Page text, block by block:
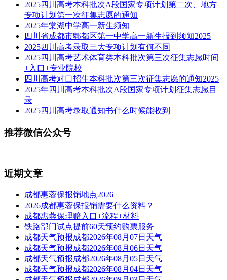
2025四川高考本科批次A段国家专项计划第二次、地方
专项计划第一次征集志愿的通知
2025年棠湖中学高一新生须知
四川省成都市郫都区第一中学高一新生报到须知2025
2025四川高考录取三大专项计划有何不同
2025四川高考艺术体育类本科批次第三次征集志愿时间
+入口+专业院校
四川高考对口招生本科批次第三次征集志愿的通知2025
2025年四川高考本科批次A段国家专项计划征集志愿目
录
2025四川高考录取通知书什么时候能收到
推荐微信公众号
近期文章
成都惠蓉保报销地点2026
2026成都惠蓉保报销需要什么资料？
成都惠蓉保理赔入口+流程+材料
铁路部门试点提前60天预约购票服务
成都天气预报成都2026年08月07日天气
成都天气预报成都2026年08月06日天气
成都天气预报成都2026年08月05日天气
成都天气预报成都2026年08月04日天气